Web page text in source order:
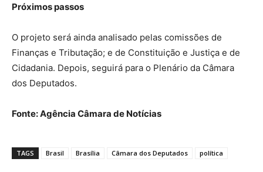
Próximos passos
O projeto será ainda analisado pelas comissões de
Finanças e Tributação; e de Constituição e Justiça e de
Cidadania. Depois, seguirá para o Plenário da Câmara
dos Deputados.
Fonte: Agência Câmara de Notícias
TAGS Brasil Brasília Câmara dos Deputados política